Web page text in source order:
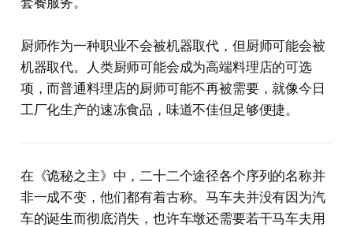
厨师作为一种职业不会被机器取代，但厨师可能会被
机器取代。人类厨师可能会成为高端料理店的可选
项，而普通料理店的厨师可能不再被需要，就像今日
工厂化生产的速冻食品，味道不佳但足够便捷。
在《诡秘之主》中，二十二个途径各个序列的名称并
非一成不变，他们都有着古称。马车夫并没有因为汽
车的诞生而彻底消失，也许车墩还需要若干马车夫用